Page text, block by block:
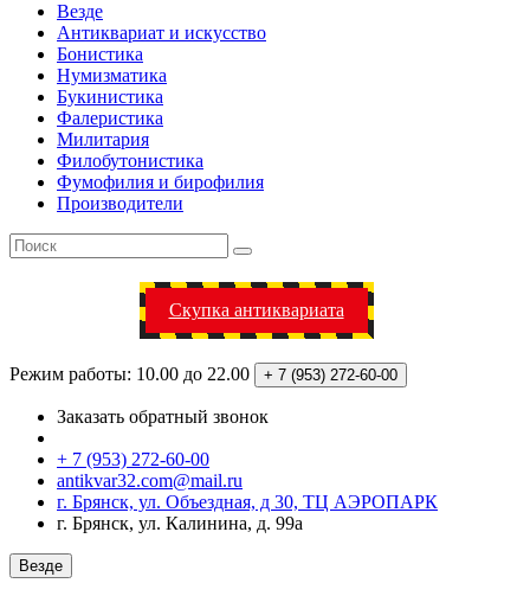
Везде
Антиквариат и искусство
Бонистика
Нумизматика
Букинистика
Фалеристика
Милитария
Филобутонистика
Фумофилия и бирофилия
Производители
Скупка антиквариата
Режим работы: 10.00 до 22.00 + 7 (953) 272-60-00
Заказать обратный звонок
+ 7 (953) 272-60-00
antikvar32.com@mail.ru
г. Брянск, ул. Объездная, д 30, ТЦ АЭРОПАРК
г. Брянск, ул. Калинина, д. 99а
Везде